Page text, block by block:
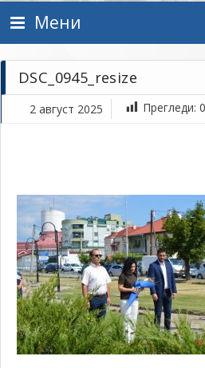
Мени
DSC_0945_resize
2 август 2025 Прегледи: 0